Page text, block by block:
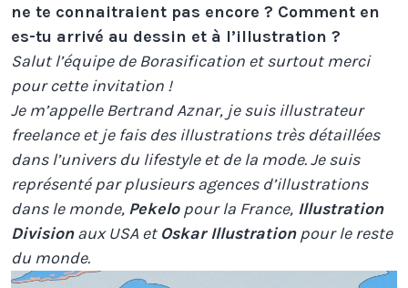
ne te connaitraient pas encore ? Comment en
es-tu arrivé au dessin et à l’illustration ?
Salut l’équipe de Borasification et surtout merci
pour cette invitation !
Je m’appelle Bertrand Aznar, je suis illustrateur
freelance et je fais des illustrations très détaillées
dans l’univers du lifestyle et de la mode. Je suis
représenté par plusieurs agences d’illustrations
dans le monde, Pekelopour la France, Illustration
Divisionaux USA etOskar Illustrationpour le reste
du monde.